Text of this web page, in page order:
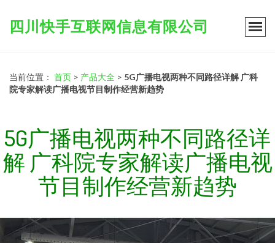
四川快手互联网信息有限公司
当前位置： 首页 > 产品大全 > 5G广播电视两种不同路径详解 广科
院专家解读广播电视节目制作经营新趋势
5G广播电视两种不同路径详
解 广科院专家解读广播电视
节目制作经营新趋势